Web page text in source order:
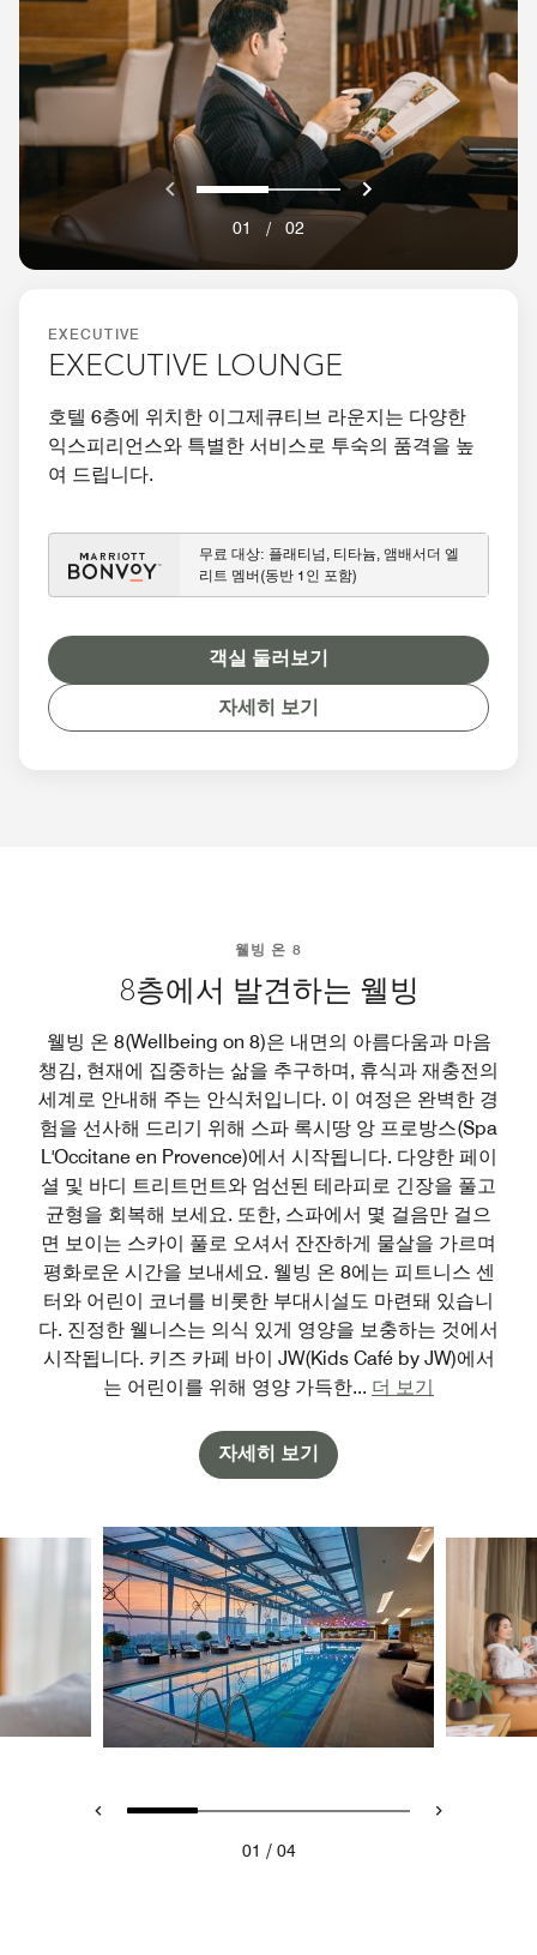
이전0 1 다음}
01 / 02
EXECUTIVE
EXECUTIVE LOUNGE
호텔 6층에 위치한 이그제큐티브 라운지는 다양한
익스피리언스와 특별한 서비스로 투숙의 품격을 높
여 드립니다.
무료 대상: 플래티넘, 티타늄, 앰배서더 엘
리트 멤버(동반 1인 포함)
객실 둘러보기
자세히 보기
웰빙 온 8
8층에서 발견하는 웰빙
웰빙 온 8(Wellbeing on 8)은 내면의 아름다움과 마음
챙김, 현재에 집중하는 삶을 추구하며, 휴식과 재충전의
세계로 안내해 주는 안식처입니다. 이 여정은 완벽한 경
험을 선사해 드리기 위해 스파 록시땅 앙 프로방스(Spa
L'Occitane en Provence)에서 시작됩니다. 다양한 페이
셜 및 바디 트리트먼트와 엄선된 테라피로 긴장을 풀고
균형을 회복해 보세요. 또한, 스파에서 몇 걸음만 걸으
면 보이는 스카이 풀로 오셔서 잔잔하게 물살을 가르며
평화로운 시간을 보내세요. 웰빙 온 8에는 피트니스 센
터와 어린이 코너를 비롯한 부대시설도 마련돼 있습니
다. 진정한 웰니스는 의식 있게 영양을 보충하는 것에서
시작됩니다. 키즈 카페 바이 JW(Kids Café by JW)에서
는 어린이를 위해 영양 가득한... 더 보기
자세히 보기
01 / 04